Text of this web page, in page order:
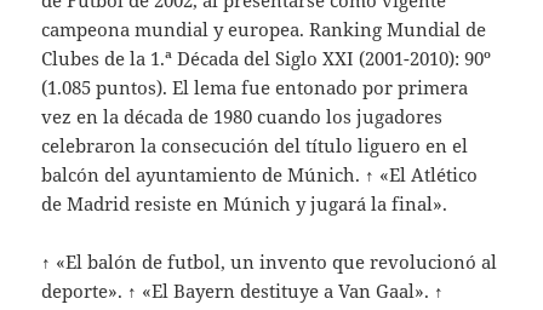
campeona mundial y europea. Ranking Mundial de
Clubes de la 1.ª Década del Siglo XXI (2001-2010): 90º
(1.085 puntos). El lema fue entonado por primera
vez en la década de 1980 cuando los jugadores
celebraron la consecución del título liguero en el
balcón del ayuntamiento de Múnich. ↑ «El Atlético
de Madrid resiste en Múnich y jugará la final».
↑ «El balón de futbol, un invento que revolucionó al
deporte». ↑ «El Bayern destituye a Van Gaal». ↑